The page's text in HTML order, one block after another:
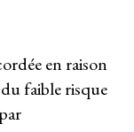
en raison
faible risque